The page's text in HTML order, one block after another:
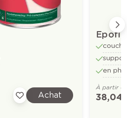
Achat
Epofix
en
À partir
38,04